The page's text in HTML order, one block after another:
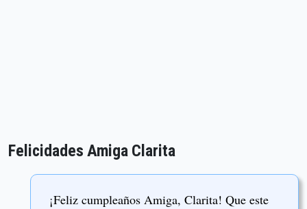
Felicidades Amiga Clarita
¡Feliz cumpleaños Amiga, Clarita! Que este